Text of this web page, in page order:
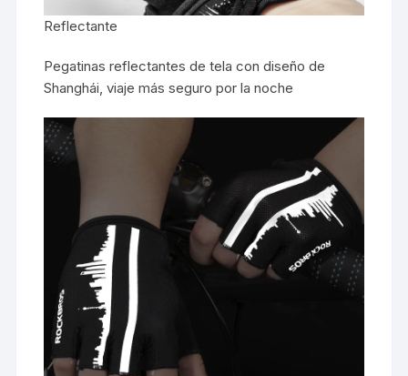
Reflectante
Pegatinas reflectantes de tela con diseño de
Shanghái, viaje más seguro por la noche